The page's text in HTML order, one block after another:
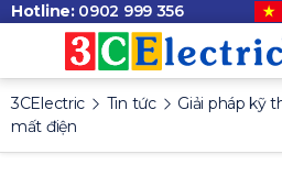
Hotline: 0902 999 356
3CElectric Tin tức Giải pháp kỹ
mất điện